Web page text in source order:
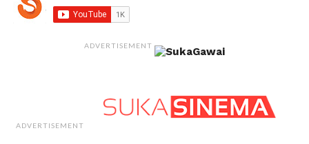
ADVERTISEMENT
ADVERTISEMENT